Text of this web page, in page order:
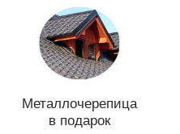
Металлочерепица
в подарок